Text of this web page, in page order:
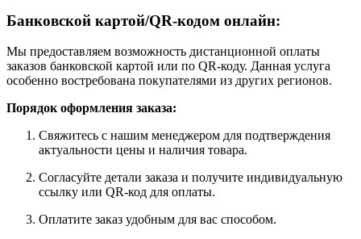
Банковской картой/QR-кодом онлайн:
Мы предоставляем возможность дистанционной оплаты
заказов банковской картой или по QR-коду. Данная услуга
особенно востребована покупателями из других регионов.
Порядок оформления заказа:
Свяжитесь с нашим менеджером для подтверждения
актуальности цены и наличия товара.
Согласуйте детали заказа и получите индивидуальную
ссылку или QR-код для оплаты.
Оплатите заказ удобным для вас способом.